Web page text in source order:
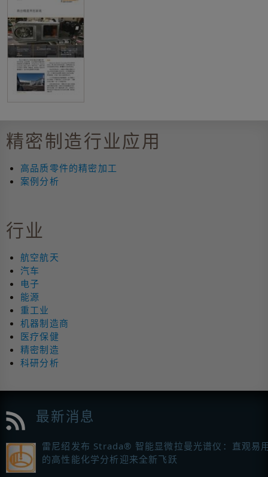
精密制造行业应用
高品质零件的精密加工
案例分析
行业
航空航天
汽车
电子
能源
重工业
机器制造商
医疗保健
精密制造
科研分析
最新消息
雷尼绍发布 Strada® 智能显微拉曼光谱仪：直观易
的高性能化学分析迎来全新飞跃